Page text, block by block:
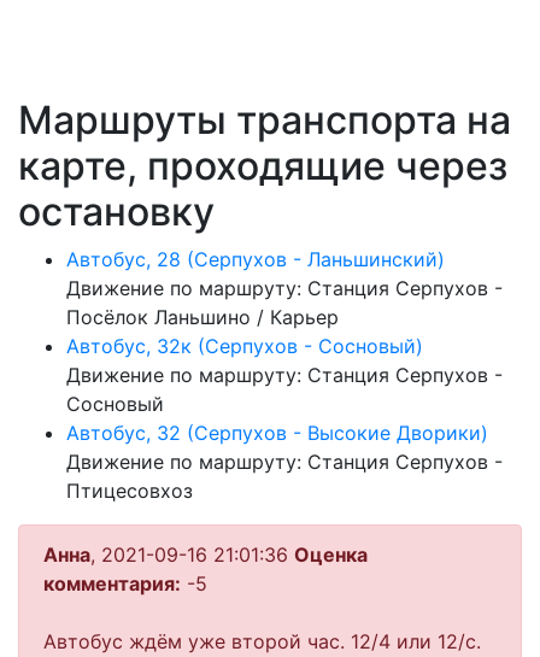
Маршруты транспорта на
карте, проходящие через
остановку
Автобус, 28 (Серпухов - Ланьшинский)
Движение по маршруту: Станция Серпухов -
Посёлок Ланьшино / Карьер
Автобус, 32к (Серпухов - Сосновый)
Движение по маршруту: Станция Серпухов -
Сосновый
Автобус, 32 (Серпухов - Высокие Дворики)
Движение по маршруту: Станция Серпухов -
Птицесовхоз
Анна, 2021-09-16 21:01:36 Оценка
комментария: -5
Автобус ждём уже второй час. 12/4 или 12/с.